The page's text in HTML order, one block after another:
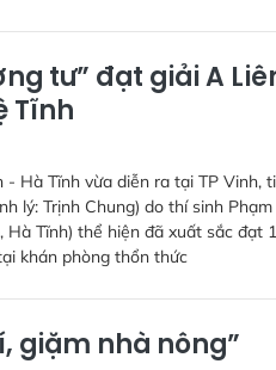
tư” đạt giải A
Tĩnh
- Hà Tĩnh vừa diễn ra tại TP Vinh,
lý: Trịnh Chung) do thí sinh Phạm
Hà Tĩnh) thể hiện đã xuất sắc đạt 1
khán phòng thổn thức
giặm nhà nông”